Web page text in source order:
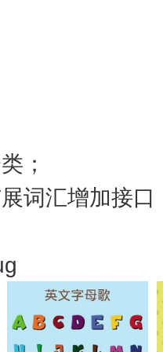
；
词汇增加接口